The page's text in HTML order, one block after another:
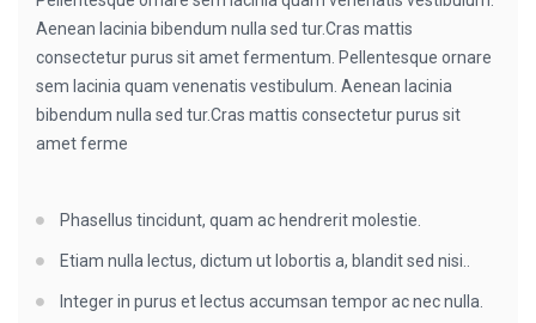
Aenean lacinia bibendum nulla sed tur.Cras mattis
consectetur purus sit amet fermentum. Pellentesque ornare
sem lacinia quam venenatis vestibulum. Aenean lacinia
bibendum nulla sed tur.Cras mattis consectetur purus sit
amet ferme
Phasellus tincidunt, quam ac hendrerit molestie.
Etiam nulla lectus, dictum ut lobortis a, blandit sed nisi..
Integer in purus et lectus accumsan tempor ac nec nulla.